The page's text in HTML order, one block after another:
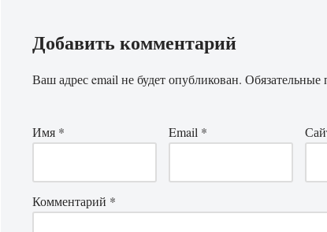
Добавить комментарий
Ваш адрес email не будет опубликован.
Имя * Email *
Комментарий *